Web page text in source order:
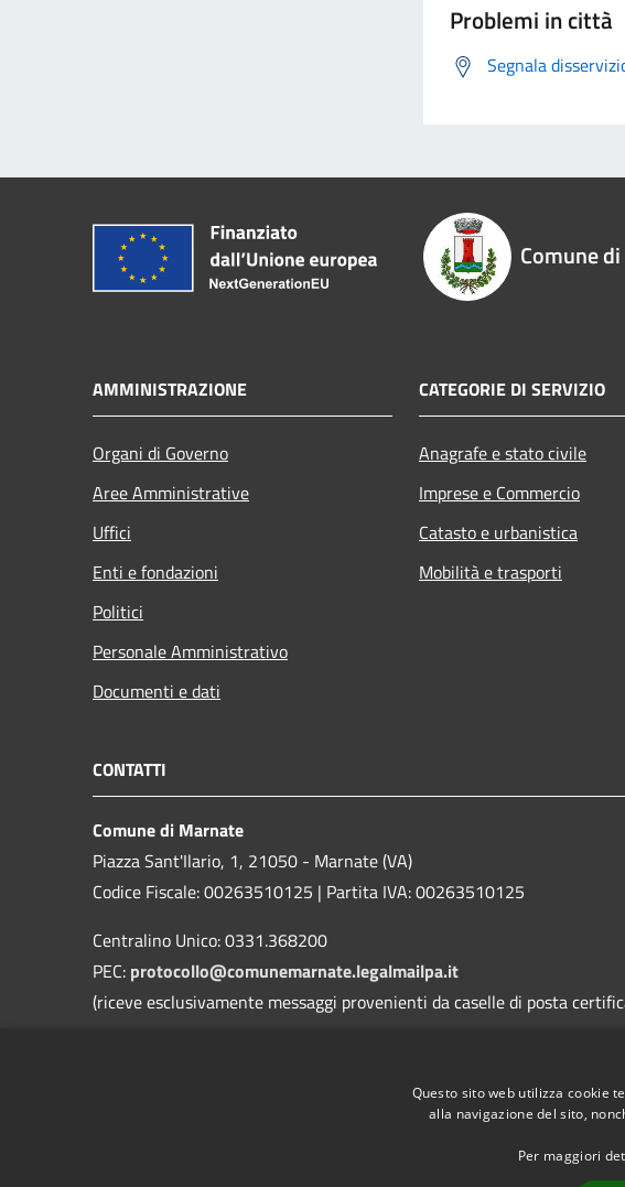
Problemi in città
Segnala
Comune
AMMINISTRAZIONE
Organi di Governo
Aree Amministrative
Uffici
Enti e fondazioni
Politici
Personale Amministrativo
Documenti e dati
CATEGORIE DI SERVIZIO
Anagrafe e stato civile
Imprese e Commercio
Catasto e urbanistica
Mobilità e trasporti
CONTATTI
Comune di Marnate
Piazza Sant'Ilario, 1, 21050 - Marnate (VA)
Codice Fiscale: 00263510125 | Partita IVA: 00263510125
Centralino Unico: 0331.368200
PEC: protocollo@comunemarnate.legalmailpa.it
(riceve esclusivamente messaggi provenienti da caselle di posta
Questo sito web utilizza cookie
alla navigazione del sito,
Per maggiori